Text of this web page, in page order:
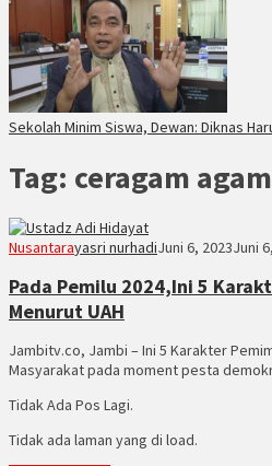
Sekolah Minim Siswa, Dewan: Diknas
Tag: ceragam
Nusantarayasri nurhadiJuni 6, 2023Juni
Pada Pemilu 2024,Ini 5
Menurut UAH
Jambitv.co, Jambi – Ini 5 Karakter
Masyarakat pada moment pesta
Tidak Ada Pos Lagi.
Tidak ada laman yang di load.